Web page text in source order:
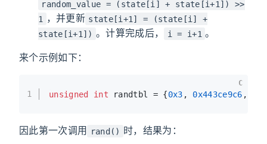
random_value = (state[i] + state[i+1]) >>
1
，并更新 state[i+1] = (state[i] +
state[i+1]) 。计算完成后， i = i+1 。
来个示例如下：
1 unsigned int randtbl = {0x3 , 0x443ce9c6 ,
C
因此第一次调用 rand() 时，结果为：